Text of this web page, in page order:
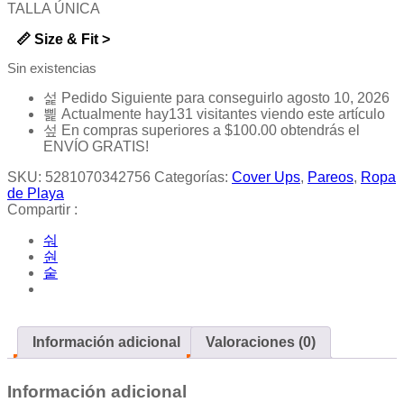
TALLA ÚNICA
📏 Size & Fit >
Sin existencias
Pedido Siguiente para conseguirlo agosto 10, 2026
Actualmente hay131 visitantes viendo este artículo
En compras superiores a $100.00 obtendrás el
ENVÍO GRATIS!
SKU: 5281070342756 Categorías: Cover Ups, Pareos, Ropa
de Playa
Compartir :
Información adicional Valoraciones (0)
Información adicional